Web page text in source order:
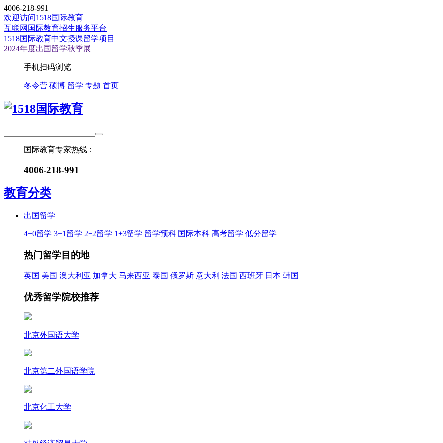
4006-218-991
欢迎访问1518国际教育
互联网国际教育招生服务平台
1518国际教育中文授课留学项目
2024年度出国留学秋季展
手机扫码浏览
冬令营 硕博 留学 专题 首页
国际教育专家热线：
4006-218-991
教育分类
出国留学
4+0留学 3+1留学 2+2留学 1+3留学 留学预科 国际本科 高考留学 低分留学
热门留学目的地
英国 美国 澳大利亚 加拿大 马来西亚 泰国 俄罗斯 意大利 法国 西班牙 日本 韩国
优秀留学院校推荐
北京外国语大学
北京第二外国语学院
北京化工大学